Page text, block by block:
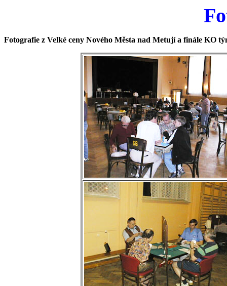
Fotografie z Velké ceny Nového Města nad Metují a finále KO